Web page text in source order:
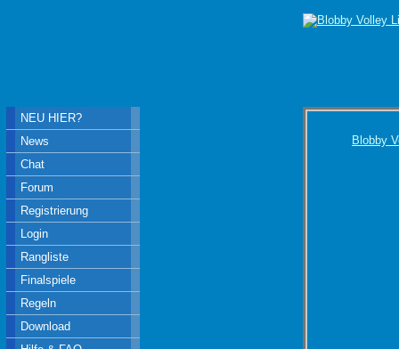
Blobby
NEU HIER?
News
Chat
Forum
Registrierung
Login
Rangliste
Finalspiele
Regeln
Download